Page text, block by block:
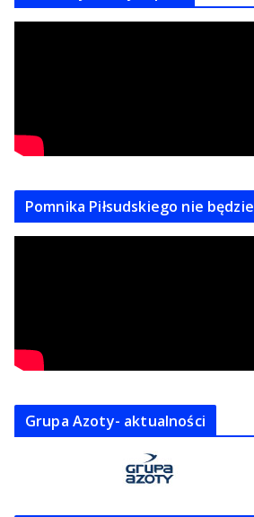
Pomnika Piłsudskiego nie będzie
Grupa Azoty- aktualności